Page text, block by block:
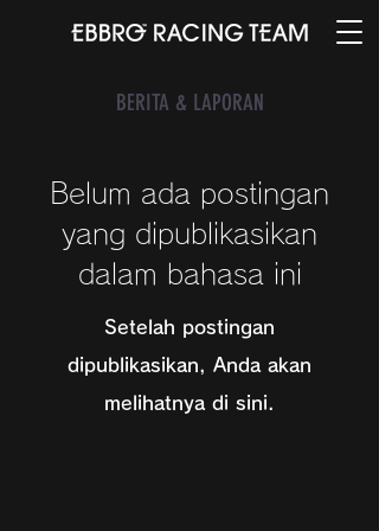
BERITA & LAPORAN
Belum ada postingan
yang dipublikasikan
dalam bahasa ini
Setelah postingan
dipublikasikan, Anda akan
melihatnya di sini.